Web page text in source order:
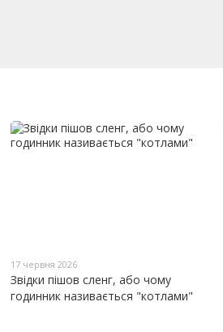
17 червня 2026
Звідки пішов сленг, або чому
годинник називається "котлами"